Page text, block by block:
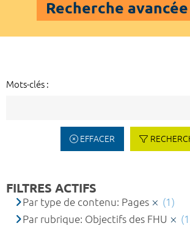
Recherche avancée
Mots-clés :
EFFACER
FILTRES ACTIFS
Par type de contenu: Pages
(1)
Par rubrique: Objectifs des FHU